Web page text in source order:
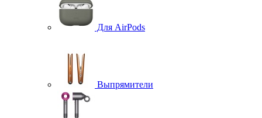
Для AirPods
Выпрямители